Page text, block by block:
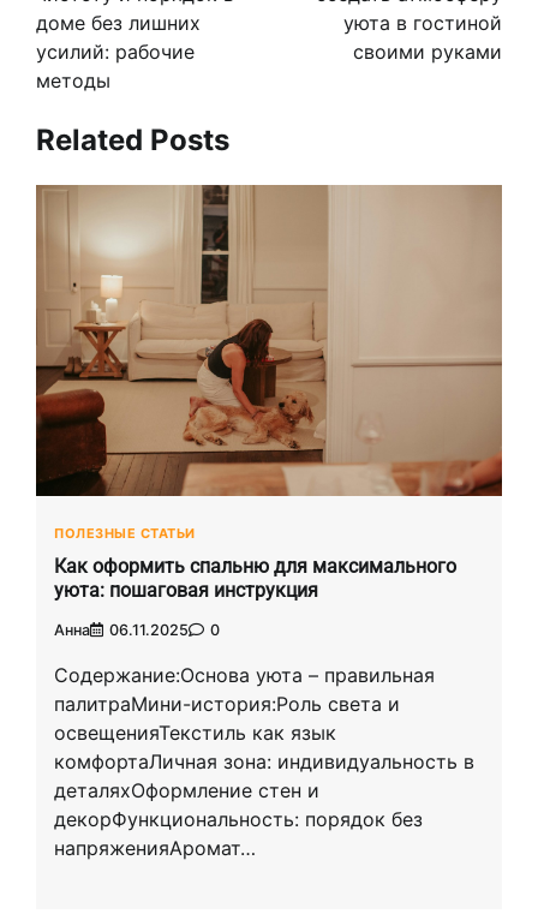
доме без лишних
усилий: рабочие
методы
уюта в гостиной
своими руками
Related Posts
ПОЛЕЗНЫЕ СТАТЬИ
Как оформить спальню для максимального
уюта: пошаговая инструкция
Анна 06.11.2025 0
Содержание:Основа уюта – правильная
палитраМини-история:Роль света и
освещенияТекстиль как язык
комфортаЛичная зона: индивидуальность в
деталяхОформление стен и
декорФункциональность: порядок без
напряженияАромат…